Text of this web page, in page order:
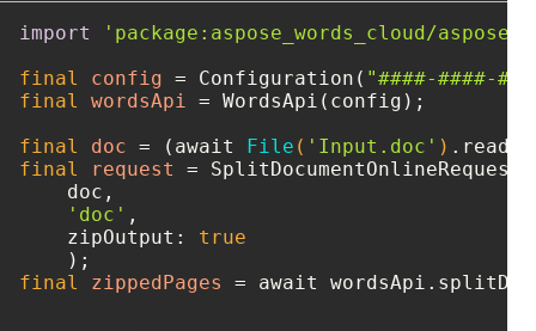
import
'package:aspose_words_cloud/
final
config = Configuration( "####-####-
final
wordsApi = WordsApi(config);
final
doc = (await File ( 'Input.doc' )
final
request = SplitDocumentOnlineRequest(
    doc,
'doc' ,
    zipOutput:
true
final
zippedPages = await